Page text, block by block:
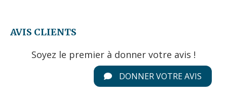
AVIS CLIENTS
Soyez le premier à donner votre avis !
DONNER VOTRE AVIS